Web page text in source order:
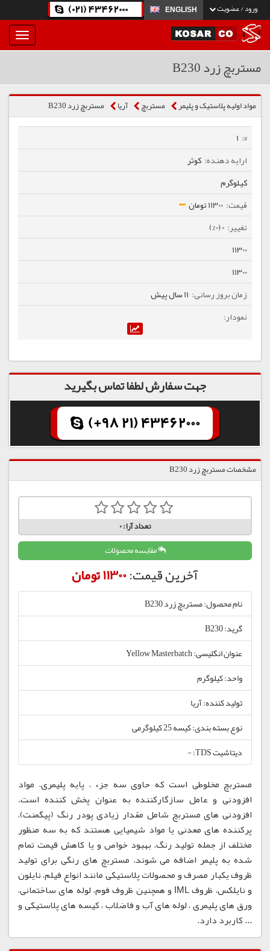
ورود / عضویت ENGLISH
(021) 43462000
بار
و
مستربچ زرد B230
مواد اولیه پلاستیک و پلیمر مستربچ آریا مستربچ زرد B230
1
کوثر
کیلوگرم
11300 تومان
0 (0%)
11300
11300
11 سال پیش
جهت سفارش لطفا تماس بگیرید
(+98 21) 43462000
مشخصات مستربچ زرد B230
تعداد آرا:0
مقایسه محصولات
آخرین قیمت:11300 تومان
نام محصول: مستربچ زرد B230
گرید: B230
عنوان انگلیسی: Yellow Masterbatch
واحد: کیلوگرم
تولید کننده: آریا
نوع بسته بندی: کیسه 25 کیلوگرمی
دیتاشیت TDS: -
مستربچ مخلوطی است که حاوی سه جزء ، پایه پلیمری، مواد
افزودنی و عامل سازگارکننده به عنوان پخش کننده است.
افزودنی های مستربچ شامل مقدار زیادی پودر رنگ (پیگمنت)،
پرکننده های معدنی یا مواد شیمیایی هستند که به سه منظور
مختلف از جمله تولید رنگ، بهبود خواص و یا کاهش قیمت تمام
شده به پلیمر اضافه می شوند. مستربچ های رنگی برای تولید
ظروف یکبار مصرف و محصولات پلاستیکی مانند انواع فیلم، نایلون
و نایلکس، ظروف IML و همچنین ظروف فوم، لوله های ساختمانی،
ورق های پلیمری ، لوله های آب و فاضلاب ، کیسه های پلاستیکی و
... کاربرد دارد.